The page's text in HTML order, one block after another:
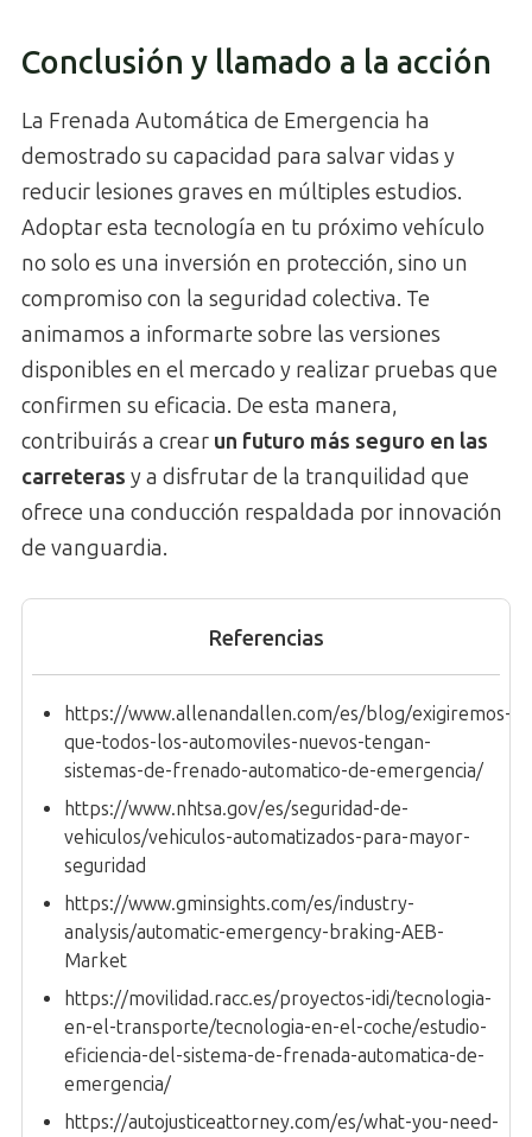
Conclusión y llamado a la acción
La Frenada Automática de Emergencia ha
demostrado su capacidad para salvar vidas y
reducir lesiones graves en múltiples estudios.
Adoptar esta tecnología en tu próximo vehículo
no solo es una inversión en protección, sino un
compromiso con la seguridad colectiva. Te
animamos a informarte sobre las versiones
disponibles en el mercado y realizar pruebas que
confirmen su eficacia. De esta manera,
contribuirás a crear un futuro más seguro en las
carreteras y a disfrutar de la tranquilidad que
ofrece una conducción respaldada por innovación
de vanguardia.
Referencias
https://www.allenandallen.com/es/blog/exigiremos-
que-todos-los-automoviles-nuevos-tengan-
sistemas-de-frenado-automatico-de-emergencia/
https://www.nhtsa.gov/es/seguridad-de-
vehiculos/vehiculos-automatizados-para-mayor-
seguridad
https://www.gminsights.com/es/industry-
analysis/automatic-emergency-braking-AEB-
Market
https://movilidad.racc.es/proyectos-idi/tecnologia-
en-el-transporte/tecnologia-en-el-coche/estudio-
eficiencia-del-sistema-de-frenada-automatica-de-
emergencia/
https://autojusticeattorney.com/es/what-you-need-